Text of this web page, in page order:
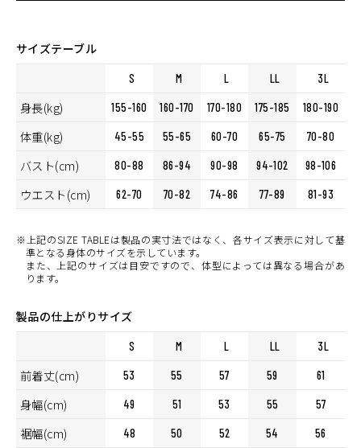
サイズテーブル
S M L LL 3L
身長(kg) 155-160 160-170 170-180 175-185 180-190
体重(kg) 45-55 55-65 60-70 65-75 70-80
バスト(cm) 80-88 86-94 90-98 94-102 98-106
ウエスト(cm) 62-70 70-82 74-86 77-89 81-93
※上記のSIZE TABLEは製品の実寸法ではなく、各サイズ表示に対して基
準となる身体のサイズを示しています。
また、上記のサイズは目安ですので、体型によっては異なる場合があ
ります。
製品の仕上がりサイズ
S M L LL 3L
前着丈(cm) 53 55 57 59 61
身幅(cm) 49 51 53 55 57
裾幅(cm) 48 50 52 54 56